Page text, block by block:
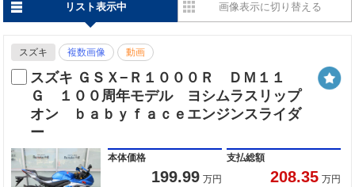
リスト表示中 画像表示に切り替える
スズキ 複数画像 動画
スズキ ＧＳＸ−Ｒ１０００Ｒ ＤＭ１１
Ｇ １００周年モデル ヨシムラスリップ
オン ｂａｂｙｆａｃｅエンジンスライダ
ー
本体価格
199.99 万円
支払総額
208.35 万円